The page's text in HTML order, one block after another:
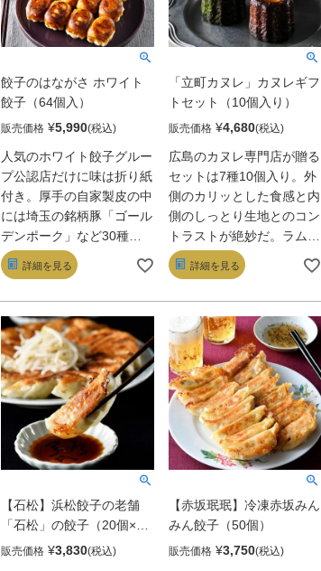
餃子のはながさ ホワイト
餃子（64個入）
販売価格 ¥5,990
人気のホワイト餃子グルー
プ公認店だけに味は折り紙
付き。厚手の自家製皮の中
には埼玉の銘柄豚「ゴール
デンポーク」など30種以
上の厳選素材の旨みを生か
した餡がたっぷり。おすす
ちっ、じゅわぁ～ ! を堪能
あれ。もちろん蒸すも茹で
るも◎。
詳細を見る
「立町カヌレ」カヌレギフ
トセット（10個入り）
販売価格 ¥4,680
広島のカヌレ専門店が贈る
セットは7種10個入り。外
側のカリッとした食感と内
側のしっとり生地とのコン
トラストが絶妙だ。ラム酒
とバニラが品よく香るプレ
ーン、爽やかな広島産レモ
素材の風味を生かしたおい
しさが揃う。
詳細を見る
【石松】浜松餃子の老舗
「石松」の餃子（20個×2
袋）
販売価格 ¥3,830
【赤坂珉珉】冷凍赤坂みん
みん餃子（50個）
販売価格 ¥3,750